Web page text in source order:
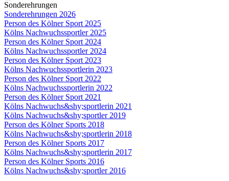
Sonderehrungen
Sonderehrungen 2026
Person des Kölner Sport 2025
Kölns Nachwuchssportler 2025
Person des Kölner Sport 2024
Kölns Nachwuchssportler 2024
Person des Kölner Sport 2023
Kölns Nachwuchssportlerin 2023
Person des Kölner Sport 2022
Kölns Nachwuchssportlerin 2022
Person des Kölner Sport 2021
Kölns Nachwuchs&shy;sportlerin 2021
Kölns Nachwuchs&shy;sportler 2019
Person des Kölner Sports 2018
Kölns Nachwuchs&shy;sportlerin 2018
Person des Kölner Sports 2017
Kölns Nachwuchs&shy;sportlerin 2017
Person des Kölner Sports 2016
Kölns Nachwuchs&shy;sportler 2016